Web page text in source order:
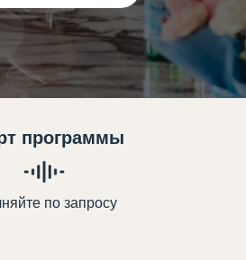
программы
по запросу